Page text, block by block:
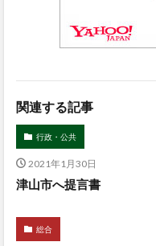
関連する記事
行政・公共
2021年1月30日
津山市へ提言書
総合